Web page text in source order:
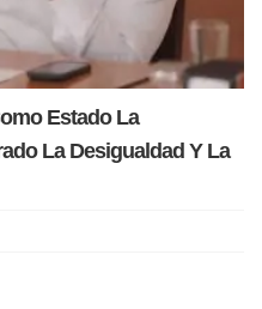
Estado La
La Desigualdad Y La